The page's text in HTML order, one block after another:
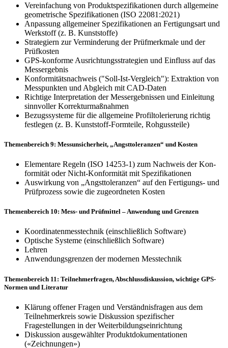
Vereinfachung von Produktspezifikationen durch allge­meine
geometrische Spezifikationen (ISO 22081:2021)
Anpassung allgemeiner Spezifikationen an Fertigungsart und
Werkstoff (z. B. Kunststoffe)
Strategiern zur Verminde­rung der Prüfmerkmale und der
Prüfkosten
GPS-konforme Ausrichtungsstrategien und Einfluss auf das
Messergebnis
Konformitätsnachweis ("Soll-Ist-Vergleich"): Extraktion von
Messpunkten und Ab­gleich mit CAD-Daten
Richtige Interpreta­tion der Mess­ergebnissen und Einleitung
sinnvoller Korrekturmaßnah­men
Bezugssysteme für die allgemeine Profiltolerierung richtig
festlegen (z. B. Kunststoff-Formteile, Rohgussteile)
Themenbereich 9: Messunsicherheit, „Angsttoleranzen“ und Kosten
Elementare Regeln (ISO 14253-1) zum Nachweis der Kon­
formität oder Nicht-Konformität mit Spezifikationen
Auswirkung von „Angsttoleranzen“ auf den Fertigungs- und
Prüfprozess sowie die zugeordneten Kosten
Themenbereich 10: Mess- und Prüfmittel – Anwendung und Grenzen
Koordinatenmesstechnik (einschließlich Software)
Optische Systeme (einschließlich Software)
Lehren
Anwendungsgrenzen der modernen Messtechnik
Themenbereich 11: Teilnehmerfragen, Abschlussdiskussion, wichtige GPS-
Normen und Literatur
Klärung offener Fragen und Verständnisfragen aus dem
Teilnehmerkreis sowie Diskussion spezifi­scher
Fragestellungen in der Weiterbildungseinrichtung
Diskussion ausgewählter Produktdokumentationen
(«Zeichnungen»)